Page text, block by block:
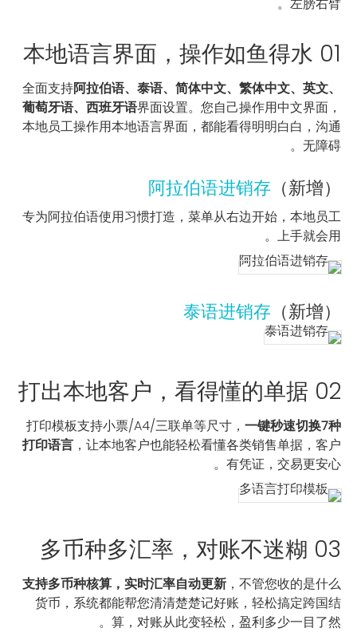
01 本地语言界面，操作如鱼得水
全面支持阿拉伯语、泰语、简体中文、繁体中文、英文、
葡萄牙语、西班牙语界面设置。您自己操作用中文界面，
本地员工操作用本地语言界面，都能看得明明白白，沟通
无障碍。
（新增）
阿拉伯语进销存
专为阿拉伯语使用习惯打造，菜单从右边开始，本地员工
上手就会用。
（新增）
泰语进销存
02 打出本地客户，看得懂的单据
打印模板支持小票/A4/三联单等尺寸， 一键秒速切换7种
打印语言 ，让本地客户也能轻松看懂各类销售单据，客户
有凭证，交易更安心。
03 多币种多汇率，对账不迷糊
支持多币种核算，实时汇率自动更新 ，不管您收的是什么
货币，系统都能帮您清清楚楚记好账，轻松搞定跨国结
算，对账从此变轻松，盈利多少一目了然。